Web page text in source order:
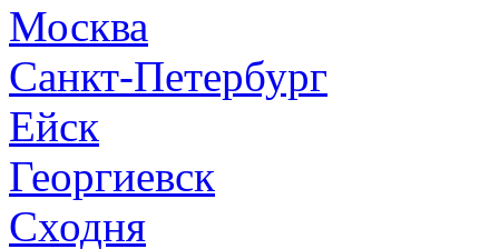
Москва
Санкт-Петербург
Ейск
Георгиевск
Сходня